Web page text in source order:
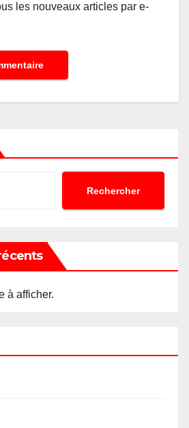
les nouveaux articles par e-
Rechercher
à afficher.